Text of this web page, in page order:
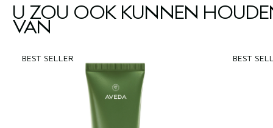
U ZOU OOK KUNNEN
VAN
BEST SELLER BEST